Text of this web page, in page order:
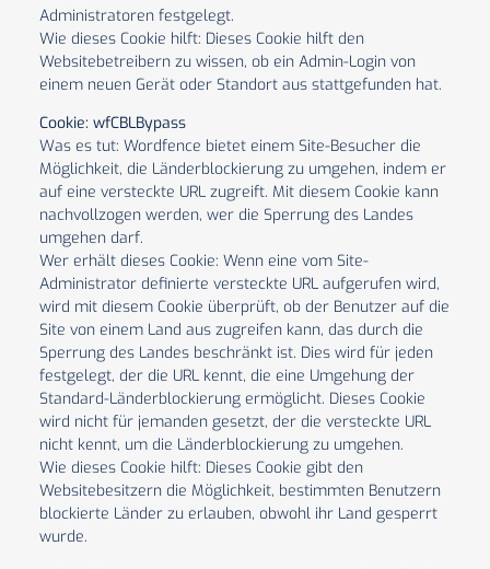
Administratoren festgelegt.
Wie dieses Cookie hilft: Dieses Cookie hilft den
Websitebetreibern zu wissen, ob ein Admin-Login von
einem neuen Gerät oder Standort aus stattgefunden hat.
Cookie: wfCBLBypass
Was es tut: Wordfence bietet einem Site-Besucher die
Möglichkeit, die Länderblockierung zu umgehen, indem er
auf eine versteckte URL zugreift. Mit diesem Cookie kann
nachvollzogen werden, wer die Sperrung des Landes
umgehen darf.
Wer erhält dieses Cookie: Wenn eine vom Site-
Administrator definierte versteckte URL aufgerufen wird,
wird mit diesem Cookie überprüft, ob der Benutzer auf die
Site von einem Land aus zugreifen kann, das durch die
Sperrung des Landes beschränkt ist. Dies wird für jeden
festgelegt, der die URL kennt, die eine Umgehung der
Standard-Länderblockierung ermöglicht. Dieses Cookie
wird nicht für jemanden gesetzt, der die versteckte URL
nicht kennt, um die Länderblockierung zu umgehen.
Wie dieses Cookie hilft: Dieses Cookie gibt den
Websitebesitzern die Möglichkeit, bestimmten Benutzern
blockierte Länder zu erlauben, obwohl ihr Land gesperrt
wurde.